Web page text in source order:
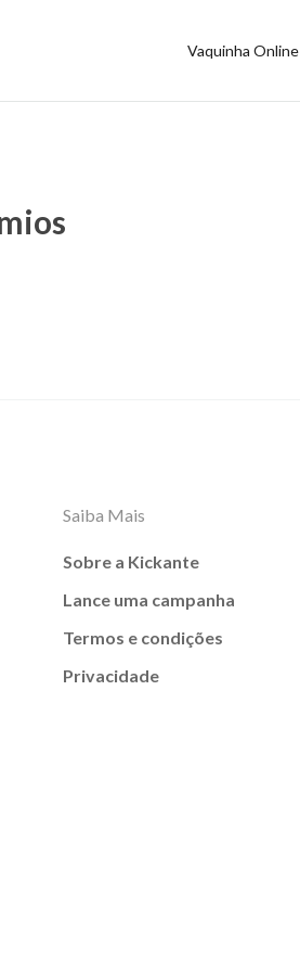
Vaquinha Online
Saiba Mais
Sobre a Kickante
Lance uma campanha
Termos e condições
Privacidade